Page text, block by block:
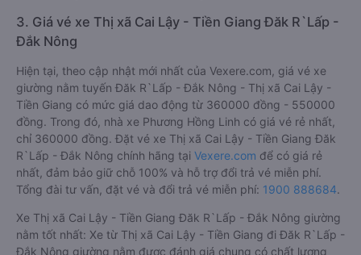
3. Giá vé xe Thị xã Cai Lậy - Tiền Giang Đăk R`Lấp -
Đắk Nông
Hiện tại, theo cập nhật mới nhất của Vexere.com, giá vé xe
giường nằm tuyến Đăk R`Lấp - Đắk Nông - Thị xã Cai Lậy -
Tiền Giang có mức giá dao động từ 360000 đồng - 550000
đồng. Trong đó, nhà xe Phương Hồng Linh có giá vé rẻ nhất,
chỉ 360000 đồng. Đặt vé xe Thị xã Cai Lậy - Tiền Giang Đăk
R`Lấp - Đắk Nông chính hãng tại Vexere.com để có giá rẻ
nhất, đảm bảo giữ chỗ 100% và hỗ trợ đổi trả vé miễn phí.
Tổng đài tư vấn, đặt vé và đổi trả vé miễn phí: 1900 888684.
Xe Thị xã Cai Lậy - Tiền Giang Đăk R`Lấp - Đắk Nông giường
nằm tốt nhất: Xe từ Thị xã Cai Lậy - Tiền Giang đi Đăk R`Lấp -
Đắk Nông giường nằm được đánh giá chung có chất lượng